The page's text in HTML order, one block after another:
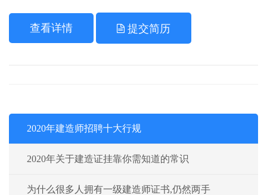
查看详情 提交简历
2020年建造师招聘十大行规
2020年关于建造证挂靠你需知道的常识
为什么很多人拥有一级建造师证书,仍然两手